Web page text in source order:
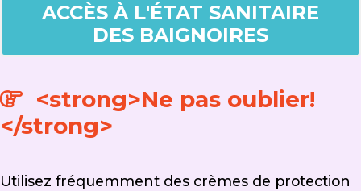
ACCÈS À L'ÉTAT SANITAIRE
DES BAIGNOIRES
<strong>Ne pas oublier!
</strong>
Utilisez fréquemment des crèmes de protection